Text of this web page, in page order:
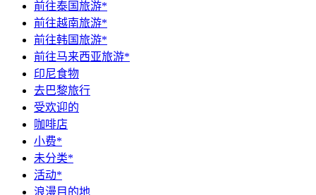
前往泰国旅游*
前往越南旅游*
前往韩国旅游*
前往马来西亚旅游*
印尼食物
去巴黎旅行
受欢迎的
咖啡店
小费*
未分类*
活动*
浪漫目的地